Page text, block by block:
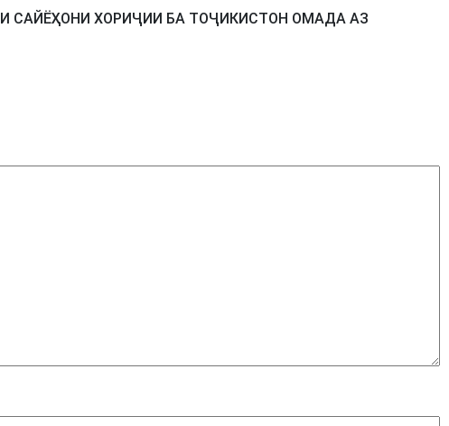
САЙЁҲОНИ ХОРИҶИИ БА ТОҶИКИСТОН ОМАДА АЗ